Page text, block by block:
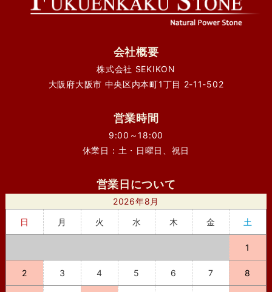
会社概要
株式会社 SEKIKON
大阪府大阪市 中央区内本町1丁目 2-11-502
営業時間
9:00～18:00
休業日：土・日曜日、祝日
営業日について
2026年8月
日
月 火 水 木 金 土
1
2 3 4 5 6 7 8